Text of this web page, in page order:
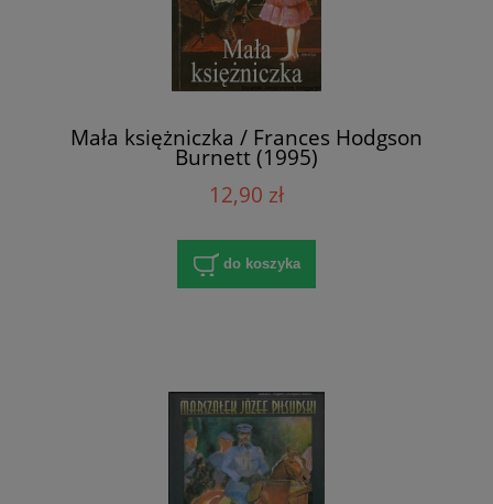
Mała księżniczka / Frances Hodgson
Burnett (1995)
12,90 zł
do koszyka